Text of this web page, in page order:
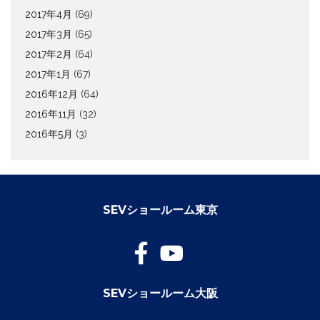
2017年4月 (69)
2017年3月 (65)
2017年2月 (64)
2017年1月 (67)
2016年12月 (64)
2016年11月 (32)
2016年5月 (3)
SEVショールーム東京
SEVショールーム大阪